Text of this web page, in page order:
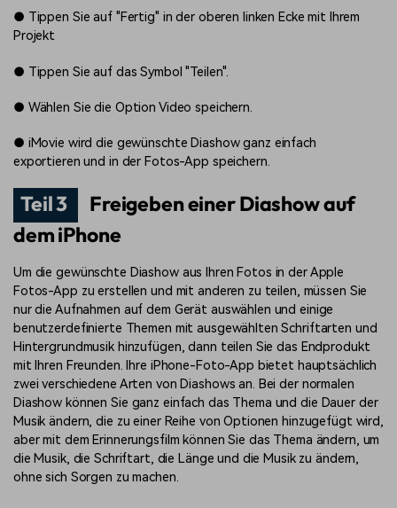
● Tippen Sie auf "Fertig" in der oberen linken Ecke mit Ihrem
Projekt
● Tippen Sie auf das Symbol "Teilen".
● Wählen Sie die Option Video speichern.
● iMovie wird die gewünschte Diashow ganz einfach
exportieren und in der Fotos-App speichern.
Teil 3
Freigeben einer Diashow auf
dem iPhone
Um die gewünschte Diashow aus Ihren Fotos in der Apple
Fotos-App zu erstellen und mit anderen zu teilen, müssen Sie
nur die Aufnahmen auf dem Gerät auswählen und einige
benutzerdefinierte Themen mit ausgewählten Schriftarten und
Hintergrundmusik hinzufügen, dann teilen Sie das Endprodukt
mit Ihren Freunden. Ihre iPhone-Foto-App bietet hauptsächlich
zwei verschiedene Arten von Diashows an. Bei der normalen
Diashow können Sie ganz einfach das Thema und die Dauer der
Musik ändern, die zu einer Reihe von Optionen hinzugefügt wird,
aber mit dem Erinnerungsfilm können Sie das Thema ändern, um
die Musik, die Schriftart, die Länge und die Musik zu ändern,
ohne sich Sorgen zu machen.